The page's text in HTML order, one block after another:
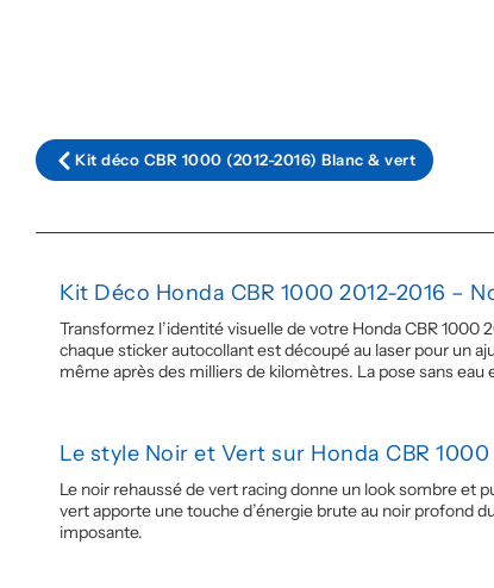
Kit déco CBR 1000 (2012-2016) Blanc & vert
Kit Déco Honda CBR 1000 2012-2016 –
Transformez l’identité visuelle de votre Honda CBR
chaque sticker autocollant est découpé au laser pour un
même après des milliers de kilomètres. La pose sans eau
Le style Noir et Vert sur Honda CBR 1000
Le noir rehaussé de vert racing donne un look sombre et
vert apporte une touche d’énergie brute au noir profond
imposante.